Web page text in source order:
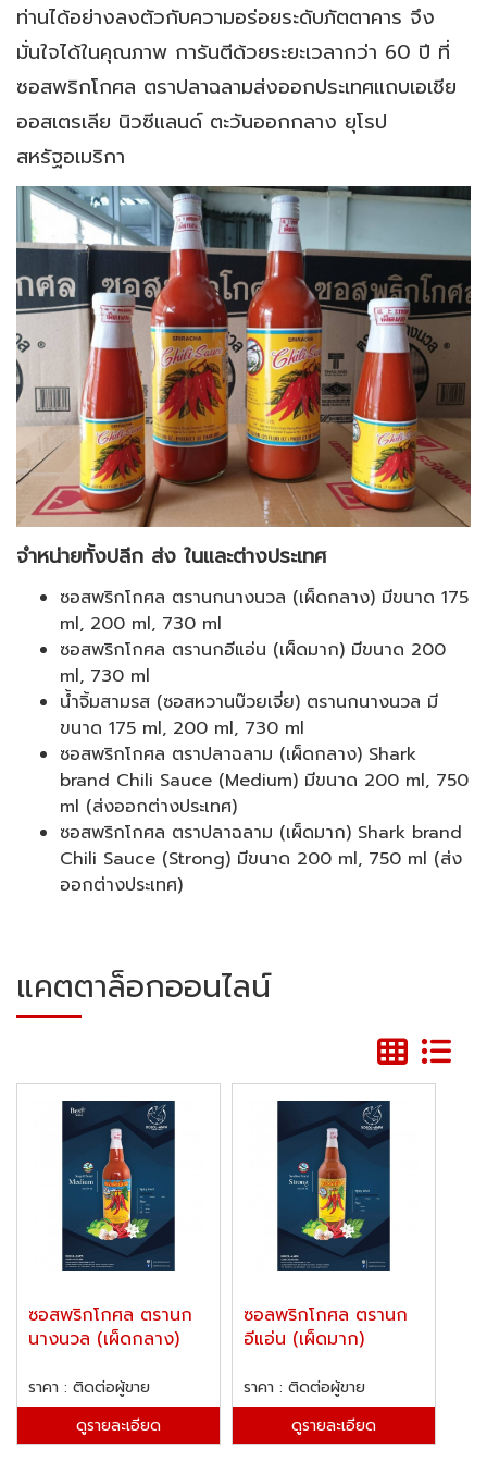
ท่านได้อย่างลงตัวกับความอร่อยระดับภัตตาคาร จึง
มั่นใจได้ในคุณภาพ การันตีด้วยระยะเวลากว่า 60 ปี ที่
ซอสพริกโกศล ตราปลาฉลามส่งออกประเทศแถบเอเชีย
ออสเตรเลีย นิวซีแลนด์ ตะวันออกกลาง ยุโรป
สหรัฐอเมริกา
จำหน่ายทั้งปลีก ส่ง ในและต่างประเทศ
ซอสพริกโกศล ตรานกนางนวล (เผ็ดกลาง) มีขนาด 175
ml, 200 ml, 730 ml
ซอสพริกโกศล ตรานกอีแอ่น (เผ็ดมาก) มีขนาด 200
ml, 730 ml
น้ำจิ้มสามรส (ซอสหวานบ๊วยเจี่ย) ตรานกนางนวล มี
ขนาด 175 ml, 200 ml, 730 ml
ซอสพริกโกศล ตราปลาฉลาม (เผ็ดกลาง) Shark
brand Chili Sauce (Medium) มีขนาด 200 ml, 750
ml (ส่งออกต่างประเทศ)
ซอสพริกโกศล ตราปลาฉลาม (เผ็ดมาก) Shark brand
Chili Sauce (Strong) มีขนาด 200 ml, 750 ml (ส่ง
ออกต่างประเทศ)
แคตตาล็อกออนไลน์
ซอสพริกโกศล ตรานก
นางนวล (เผ็ดกลาง)
ราคา : ติดต่อผู้ขาย
ดูรายละเอียด
ซอลพริกโกศล ตรานก
อีแอ่น (เผ็ดมาก)
ราคา : ติดต่อผู้ขาย
ดูรายละเอียด